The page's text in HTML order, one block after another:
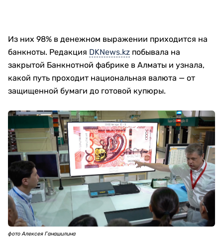
Из них 98% в денежном выражении приходится на
банкноты. Редакция DKNews.kz побывала на
закрытой Банкнотной фабрике в Алматы и узнала,
какой путь проходит национальная валюта — от
защищенной бумаги до готовой купюры.
фото Алексея Ганашилина